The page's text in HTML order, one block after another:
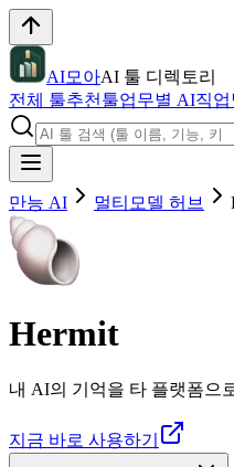
AI모아AI 툴 디렉토리
전체 툴추천툴업무별 AI직
만능 AI 멀티모델 허브
Hermit
내 AI의 기억을 타 플랫폼으
지금 바로 사용하기